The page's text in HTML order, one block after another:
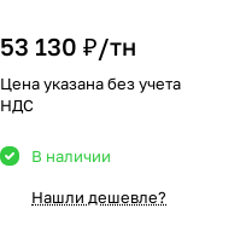
53 130 ₽/тн
Цена указана без учета
НДС
В наличии
Нашли дешевле?